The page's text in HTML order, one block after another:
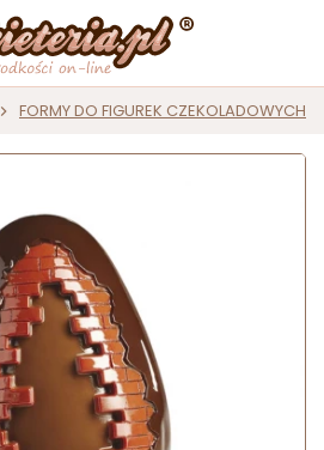
FORMY DO FIGUREK CZEKOLADOWYCH